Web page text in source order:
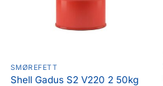
SMØREFETT
Shell Gadus S2 V220 2 50kg